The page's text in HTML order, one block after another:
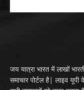
जय यात्रा भारत में लाखों
समाचार पोर्टल है| लाइव